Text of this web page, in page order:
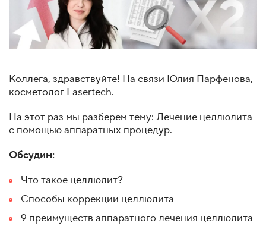
Коллега, здравствуйте! На связи Юлия Парфенова,
косметолог Lasertech.
На этот раз мы разберем тему: Лечение целлюлита
с помощью аппаратных процедур.
Обсудим:
Что такое целлюлит?
Способы коррекции целлюлита
9 преимуществ аппаратного лечения целлюлита